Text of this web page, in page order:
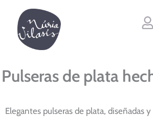
contenido
Pulseras de plata
Elegantes pulseras de plata, diseñadas